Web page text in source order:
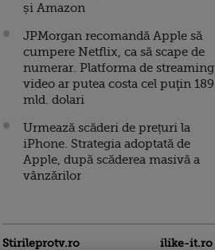
și Amazon
JPMorgan recomandă Apple să
cumpere Netflix, ca să scape de
numerar. Platforma de streaming
video ar putea costa cel puţin 189
mld. dolari
Urmează scăderi de prețuri la
iPhone. Strategia adoptată de
Apple, după scăderea masivă a
vânzărilor
Stirileprotv.ro ilike-it.ro